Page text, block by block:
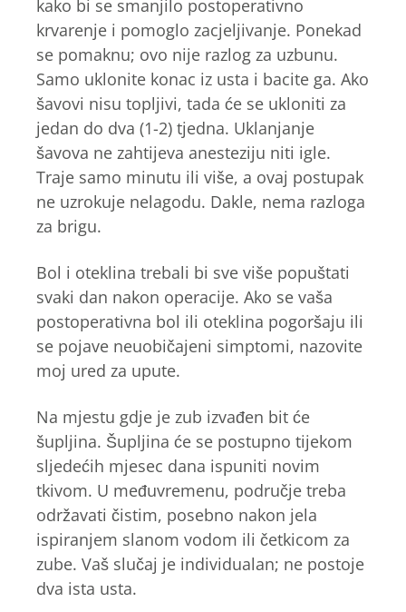
kako bi se smanjilo postoperativno
krvarenje i pomoglo zacjeljivanje. Ponekad
se pomaknu; ovo nije razlog za uzbunu.
Samo uklonite konac iz usta i bacite ga. Ako
šavovi nisu topljivi, tada će se ukloniti za
jedan do dva (1-2) tjedna. Uklanjanje
šavova ne zahtijeva anesteziju niti igle.
Traje samo minutu ili više, a ovaj postupak
ne uzrokuje nelagodu. Dakle, nema razloga
za brigu.
Bol i oteklina trebali bi sve više popuštati
svaki dan nakon operacije. Ako se vaša
postoperativna bol ili oteklina pogoršaju ili
se pojave neuobičajeni simptomi, nazovite
moj ured za upute.
Na mjestu gdje je zub izvađen bit će
šupljina. Šupljina će se postupno tijekom
sljedećih mjesec dana ispuniti novim
tkivom. U međuvremenu, područje treba
održavati čistim, posebno nakon jela
ispiranjem slanom vodom ili četkicom za
zube. Vaš slučaj je individualan; ne postoje
dva ista usta.